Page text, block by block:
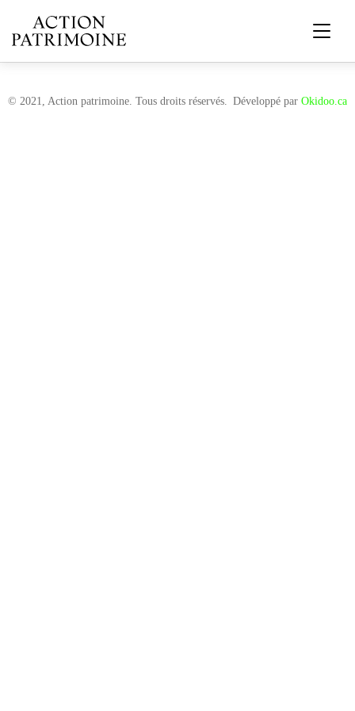
© 2021, Action patrimoine. Tous droits réservés. Développé par Okidoo.ca